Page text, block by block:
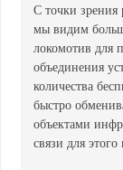
С точки зрения
мы видим
локомотив для
объединения
количества
быстро
объектами
связи для